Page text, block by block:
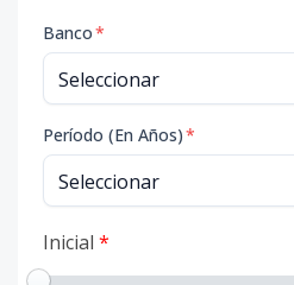
Banco*
Período (En Años)*
Inicial *